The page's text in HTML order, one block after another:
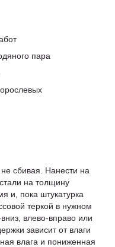
пара
сбивая. Нанести на
на толщину
и, пока штукатурка
теркой в ​​нужном
влево-вправо или
зависит от влаги
влага и пониженная